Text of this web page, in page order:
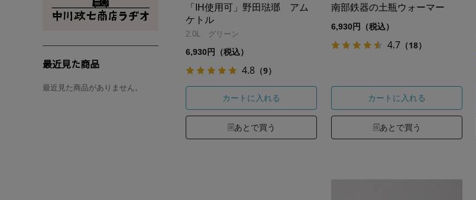
最近見た商品
最近見た商品がありません。
「IH使用可」野田琺瑯 アム
ケトル
2.0L グリーン
6,930円（税込）
4.8 （9）
カートに入れる
あとで買う
南部鉄器の土瓶ウォーマー
6,930円（税込）
4.7 （18）
カートに入れる
あとで買う